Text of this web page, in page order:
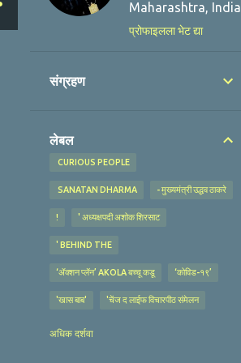
Maharashtra, India
प्रोफाइलला भेट द्या
संग्रहण
लेबल
​​ CURIOUS PEOPLE
​​ SANATAN DHARMA - मुख्यमंत्री उद्धव ठाकरे
! ' अध्यक्षपदी अशोक शिरसाट
' BEHIND THE
‘ॲक्शन प्लॅन’ AKOLA बच्चू कडू ‘कोविड-१९’
'खास बाब' 'चेंज द लाईफ विचारपीठ संमेलन
'चॉकलेट सरकार'
अधिक दर्शवा